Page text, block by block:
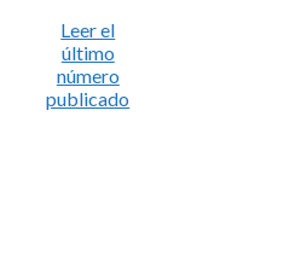
Leer el
último
número
publicado